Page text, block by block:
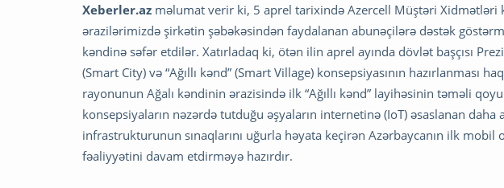
Xeberler.az məlumat verir ki, 5 aprel tarixində Azercell Müştəri Xidmətləri
ərazilərimizdə şirkətin şəbəkəsindən faydalanan abunəçilərə dəstək
kəndinə səfər etdilər. Xatırladaq ki, ötən ilin aprel ayında dövlət başçısı
(Smart City) və “Ağıllı kənd” (Smart Village) konsepsiyasının hazırlanması
rayonunun Ağalı kəndinin ərazisində ilk “Ağıllı kənd” layihəsinin təməli
konsepsiyaların nəzərdə tutduğu əşyaların internetinə (IoT) əsaslanan daha
infrastrukturunun sınaqlarını uğurla həyata keçirən Azərbaycanın ilk
fəaliyyətini davam etdirməyə hazırdır.